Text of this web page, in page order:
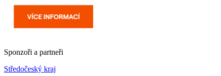
Sponzoři a partneři
Středočeský kraj